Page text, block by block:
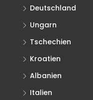
Deutschland
Ungarn
Tschechien
Kroatien
Albanien
Italien